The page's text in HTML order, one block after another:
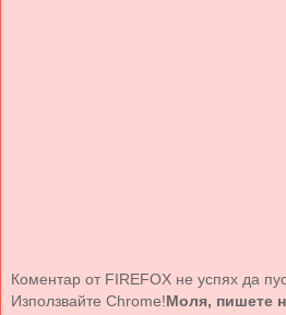
Коментар от FIREFOX не успях да
Използвайте Chrome!Моля, пишете